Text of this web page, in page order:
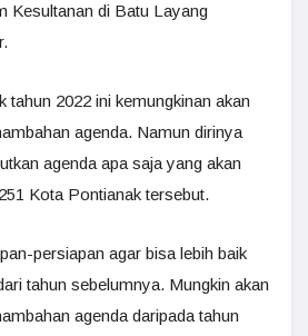
Kesultanan di Batu Layang
tahun 2022 ini kemungkinan akan
agenda. Namun dirinya
agenda apa saja yang akan
Kota Pontianak tersebut.
persiapan agar bisa lebih baik
tahun sebelumnya. Mungkin akan
agenda daripada tahun